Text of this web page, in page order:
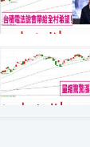
旺矽 力成